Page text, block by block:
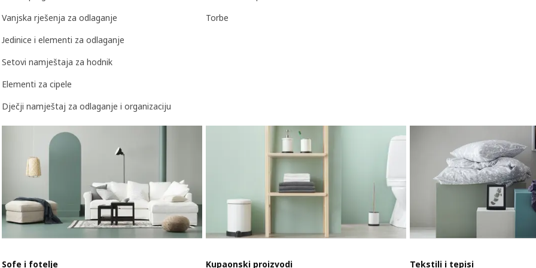
Vanjska rješenja za odlaganje
Jedinice i elementi za odlaganje
Setovi namještaja za hodnik
Elementi za cipele
Dječji namještaj za odlaganje i organizaciju
Torbe
Sofe i fotelje Kupaonski proizvodi Tekstili i tepisi